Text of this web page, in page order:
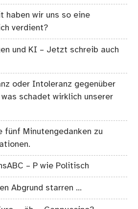
haben wir uns so eine
verdient?
und KI – Jetzt schreib auch
oder Intoleranz gegenüber
schadet wirklich unserer
fünf Minutengedanken zu
– P wie Politisch
Abgrund starren …